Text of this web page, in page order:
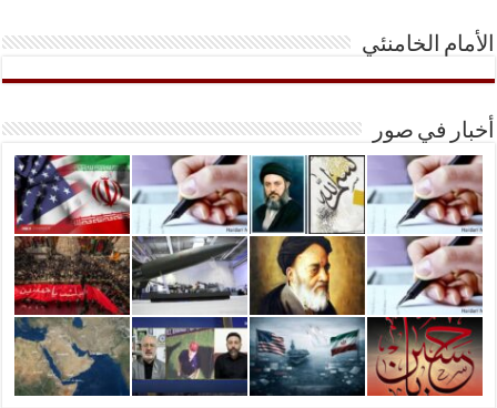
الأمام الخامنئي
أخبار في صور